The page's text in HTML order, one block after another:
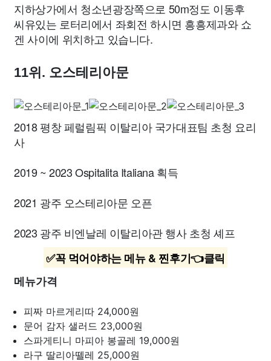
지하상가에서 청소년광장쪽으로 50m정도 이동후
씨유있는 로터리에서 좌회전 하시면 흥흥제과와 쇼
겐 사이에 위치하고 있습니다.
11위. 오스테리아문
2018 평창 페럴림픽 이탈리아 국가대표팀 초청 요리
사
2019 ~ 2023 Ospitalita Italiana 획득
2021 광주 오스테리아문 오픈
2023 광주 비엔날레 이탈리아관 행사 초청 셰프
✅꼭 먹어야하는 메뉴 & 찐후기👈클릭
메뉴가격
피짜 마르게리따 24,000원
문어 감자 샐러드 23,000원
스파게티니 마피아 봉골레 19,000원
라구 딸리아뗄레 25,000원